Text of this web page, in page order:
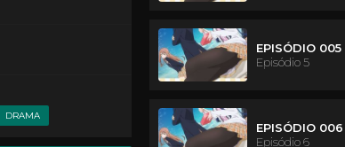
DRAMA
EPISÓDIO 005
Episódio 5
EPISÓDIO 006
Episódio 6